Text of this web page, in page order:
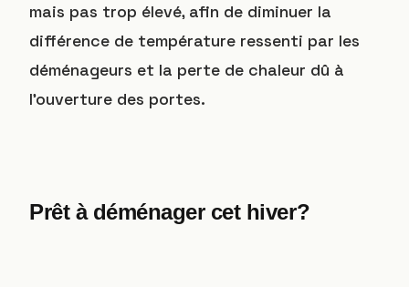
mais pas trop élevé, afin de diminuer la
différence de température ressenti par les
déménageurs et la perte de chaleur dû à
l’ouverture des portes.
Prêt à déménager cet hiver?